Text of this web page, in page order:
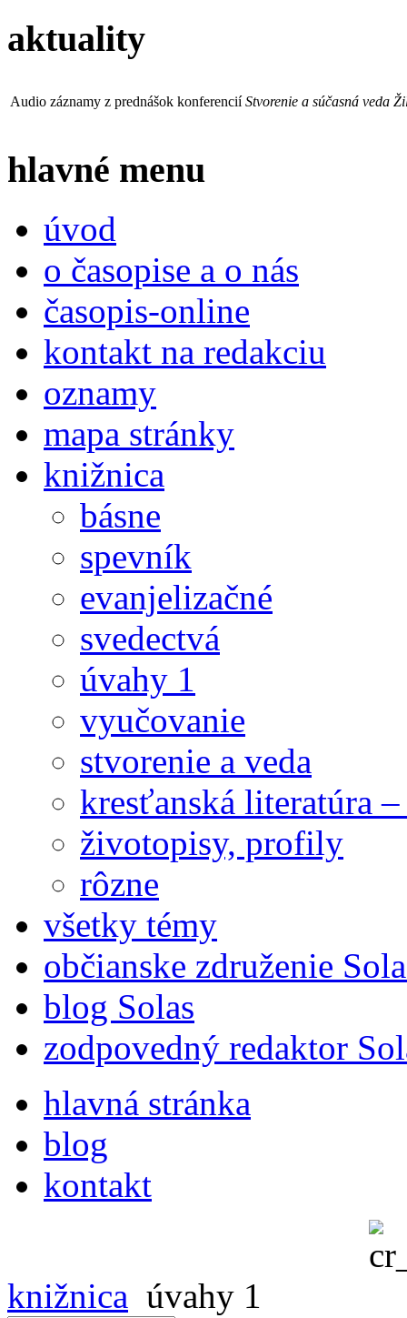
aktuality
Audio záznamy z prednášok konferenciíStvorenie a súčasná veda
hlavné menu
úvod
o časopise a o nás
časopis-online
kontakt na redakciu
oznamy
mapa stránky
knižnica
básne
spevník
evanjelizačné
svedectvá
úvahy 1
vyučovanie
stvorenie a veda
kresťanská literatúra
životopisy, profily
rôzne
všetky témy
občianske združenie
blog Solas
zodpovedný redaktor
hlavná stránka
blog
kontakt
knižnica úvahy 1